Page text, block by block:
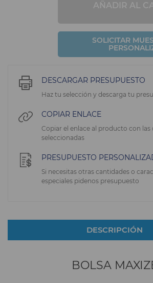
AÑADIR AL
SOLICITAR
DESCARGAR PRESUPUESTO
Haz tu selección y descarga tu
COPIAR ENLACE
Copiar el enlace al producto con las
seleccionadas
PRESUPUESTO
Si necesitas otras cantidades o
especiales pidenos presupuesto
DESCRIPCIÓN
BOLSA